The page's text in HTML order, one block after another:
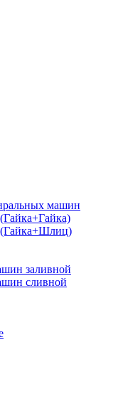
машин
(Гайка+Шлиц)
заливной
сливной